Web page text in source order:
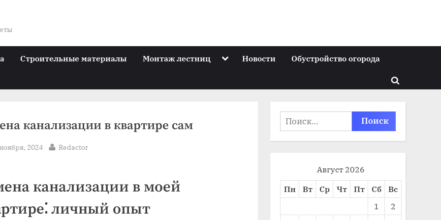
Строительные материалы Монтаж лестниц ToggleНовости Обустройство огорода
Toggle
form
канализации в квартире сам
2024 By
Redactor
канализации в моей
личный опыт
Найти:
Август 2026
Пн
Вт Ср Чт Пт Сб
Вс
1
2